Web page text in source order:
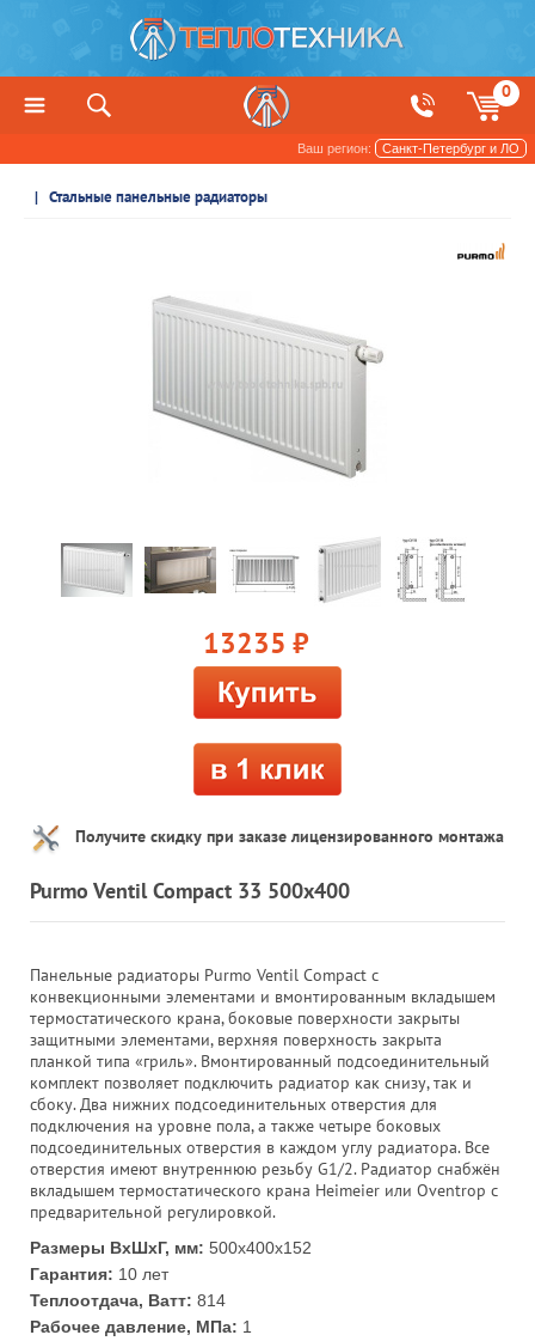
0
Ваш регион: Санкт-Петербург и ЛО
Радиаторы отопления и обогреватели
Стальные панельные радиаторы
13235 руб.
Получите скидку при заказе лицензированного монтажа
Purmo Ventil Compact 33 500x400
Панельные радиаторы Purmo Ventil Compact с
конвекционными элементами и вмонтированным вкладышем
термостатического крана, боковые поверхности закрыты
защитными элементами, верхняя поверхность закрыта
планкой типа «гриль». Вмонтированный подсоединительный
комплект позволяет подключить радиатор как снизу, так и
сбоку. Два нижних подсоединительных отверстия для
подключения на уровне пола, а также четыре боковых
подсоединительных отверстия в каждом углу радиатора. Все
отверстия имеют внутреннюю резьбу G1/2. Радиатор снабжён
вкладышем термостатического крана Heimeier или Oventrop с
предварительной регулировкой.
Размеры ВхШхГ, мм: 500x400x152
Гарантия: 10 лет
Теплоотдача, Ватт: 814
Рабочее давление, МПа: 1